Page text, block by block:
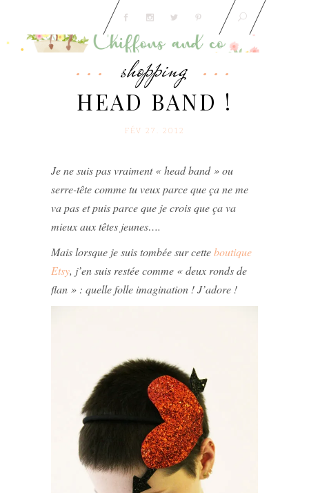
shopping
HEAD BAND !
FÉV 27. 2012
Je ne suis pas vraiment « head band » ou
serre-tête comme tu veux parce que ça ne me
va pas et puis parce que je crois que ça va
mieux aux têtes jeunes….
Mais lorsque je suis tombée sur cetteboutique
Etsy, j’en suis restée comme « deux ronds de
flan » : quelle folle imagination ! J’adore !